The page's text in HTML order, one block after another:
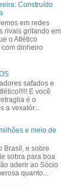
Construído
em redes
rivais gritando em
o Atlético
com dinheiro
safados e
E você
é o
a vexatór...
e meio de
Brasil, e sobre
sobra para boa
aderir ao Sócio
quanto...